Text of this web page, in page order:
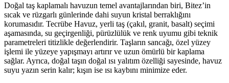
Doğal taş kaplamalı havuzun temel avantajlarından biri, Bitez’in
sıcak ve rüzgarlı günlerinde dahi suyun kristal berraklığını
korumasıdır. Tecrübe Havuz, yerli taş (çakıl, granit, basalt) seçimi
aşamasında, su geçirgenliği, pürüzlülük ve renk uyumu gibi teknik
parametreleri titizlikle değerlendirir. Taşların sancağı, özel yüzey
işlemi ile yüzeye yapışmayı artırır ve uzun ömürlü bir kaplama
sağlar. Ayrıca, doğal taşın doğal ısı yalıtım özelliği sayesinde, havuz
suyu yazın serin kalır; kışın ise ısı kaybını minimize eder.